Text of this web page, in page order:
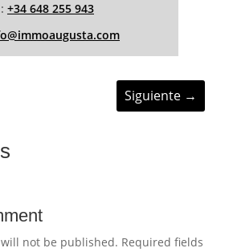
+34 648 255 943
Siguiente →
not be published. Required fields